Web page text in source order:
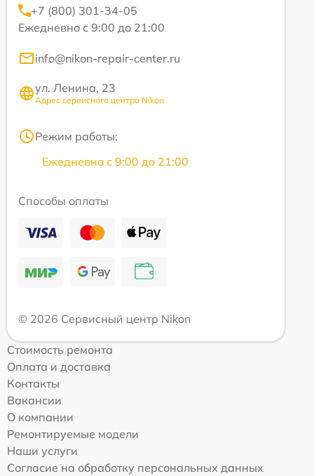
+7 (800) 301-34-05
Ежедневно с 9:00 до 21:00
info@nikon-repair-center.ru
ул. Ленина, 23
Адрес сервисного центра Nikon
Режим работы:
Ежедневно с 9:00 до 21:00
Способы оплаты
© 2026 Сервисный центр Nikon
Стоимость ремонта
Оплата и доставка
Контакты
Вакансии
О компании
Ремонтируемые модели
Наши услуги
Согласие на обработку персональных данных